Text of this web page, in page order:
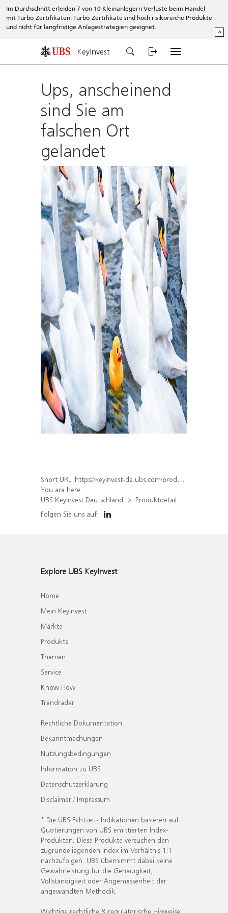
Im Durchschnitt erleiden 7 von 10 Kleinanlegern Verluste beim Handel
mit Turbo-Zertifikaten. Turbo-Zertifikate sind hoch risikoreiche Produkte
und nicht für langfristige Anlagestrategien geeignet.
^
KeyInvest
Ups, anscheinend
sind Sie am
falschen Ort
gelandet
Short URL: https://keyinvest-de.ubs.com/produkt/detail/index/isin/DE000WA40AW9
You are here:
UBS KeyInvest Deutschland
Produktdetail
Folgen Sie uns auf
Explore UBS KeyInvest
Home
Mein KeyInvest
Märkte
Produkte
Themen
Service
Know How
Trendradar
Rechtliche Dokumentation
Bekanntmachungen
Nutzungsbedingungen
Information zu UBS
Datenschutzerklärung
Disclaimer / Impressum
* Die UBS Echtzeit- Indikationen basieren auf
Quotierungen von UBS emittierten Index-
Produkten. Diese Produkte versuchen den
zugrundeliegenden Index im Verhältnis 1:1
nachzufolgen. UBS übernimmt dabei keine
Gewährleistung für die Genauigkeit,
Vollständigkeit oder Angemessenheit der
angewandten Methodik.